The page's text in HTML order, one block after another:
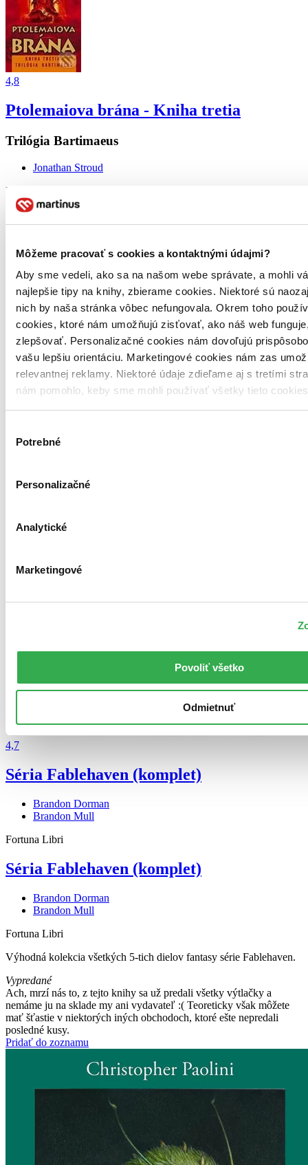
Môžeme pracovať s cookies a kontaktnými údajmi?
Aby sme vedeli, ako sa na našom webe správate, a mohli
najlepšie tipy na knihy, zbierame cookies. Niektoré sú
nich by naša stránka vôbec nefungovala. Okrem toho
cookies, ktoré nám umožňujú zisťovať, ako náš web
zlepšovať. Personalizačné cookies nám dovoľujú
vašu lepšiu orientáciu. Marketingové cookies nám zas
relevantnej reklamy. Niektoré údaje zdieľame aj s tretími
nám pomohlo, keby sme mohli používať všetky tieto
súhlasu
Potrebné
Personalizačné
Analytické
Marketingové
Povoliť všetko
Odmietnuť
4,8
Ptolemaiova brána - Kniha tretia
Trilógia Bartimaeus
Jonathan Stroud
Ikar, 2006
Ptolemaiova brána - Kniha tretia
Trilógia Bartimaeus
Jonathan Stroud
Ikar, 2006
Pred dvetisíc rokmi bol Bartimaeus jedným z najmocnejších džinov.
Teraz ho väznia na zemi a jeho pán Nathaniel sa k nemu správa
opovržlivo...
Vypredané
Ach, mrzí nás to, z tejto knihy sa už predali všetky výtlačky a
nemáme ju na sklade my ani vydavateľ :( Teoreticky však môžete
mať šťastie v niektorých iných obchodoch, ktoré ešte nepredali
4,7
Séria Fablehaven (komplet)
Brandon Dorman
Brandon Mull
Fortuna Libri
Séria Fablehaven (komplet)
Brandon Dorman
Brandon Mull
Fortuna Libri
Výhodná kolekcia všetkých 5-tich dielov fantasy série Fablehaven.
Vypredané
Ach, mrzí nás to, z tejto knihy sa už predali všetky výtlačky a
nemáme ju na sklade my ani vydavateľ :( Teoreticky však môžete
mať šťastie v niektorých iných obchodoch, ktoré ešte nepredali
posledné kusy.
Pridať do zoznamu